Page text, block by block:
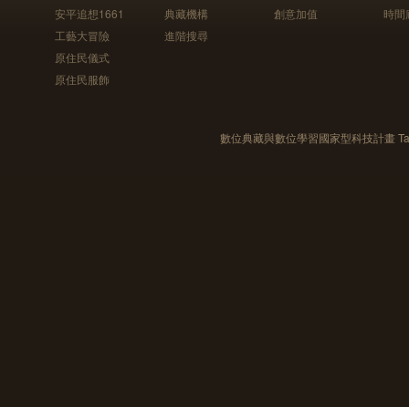
安平追想1661
工藝大冒險
原住民儀式
原住民服飾
典藏機構
進階搜尋
創意加值
時間
數位典藏與數位學習國家型科技計畫